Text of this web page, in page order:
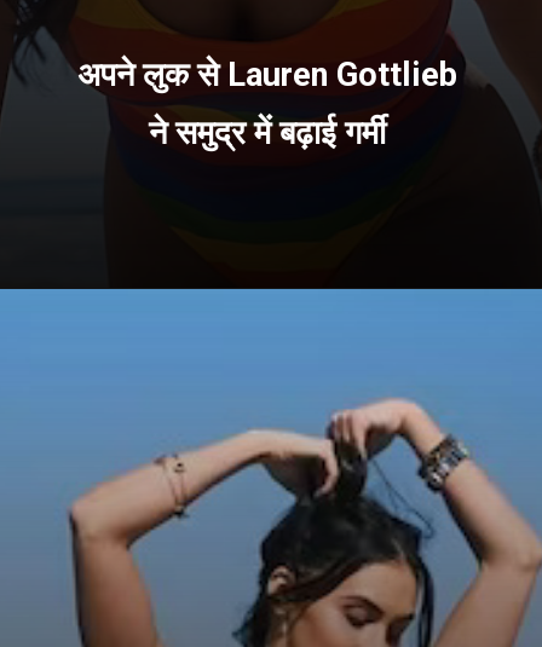
अपने लुक से Lauren Gottlieb
ने समुद्र में बढ़ाई गर्मी